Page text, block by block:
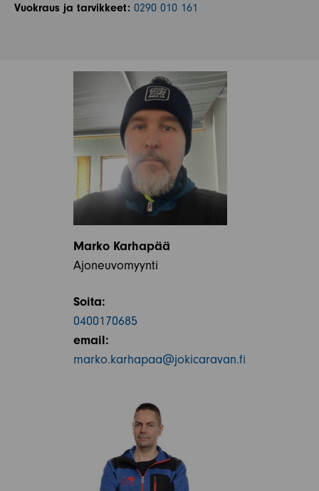
Vuokraus ja tarvikkeet: 0290 010 161
Marko Karhapää
Ajoneuvomyynti
Soita:
0400170685
email:
marko.karhapaa@jokicaravan.fi